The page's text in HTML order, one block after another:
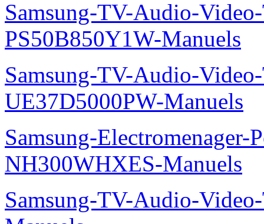
Samsung-TV-Audio-
PS50B850Y1W-Manuels
Samsung-TV-Audio-
UE37D5000PW-Manuels
Samsung-
NH300WHXES-Manuels
Samsung-TV-Audio-